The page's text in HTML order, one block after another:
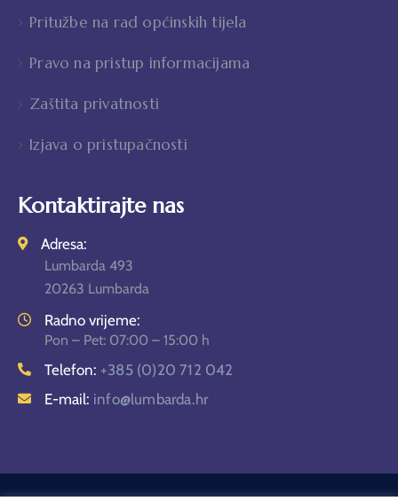
Pritužbe na rad općinskih tijela
Pravo na pristup informacijama
Zaštita privatnosti
Izjava o pristupačnosti
Kontaktirajte nas
Adresa:
Lumbarda 493
20263 Lumbarda
Radno vrijeme:
Pon – Pet: 07:00 – 15:00 h
Telefon: +385 (0)20 712 042
E-mail: info@lumbarda.hr